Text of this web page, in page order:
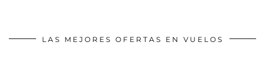
LAS MEJORES OFERTAS EN VUELOS